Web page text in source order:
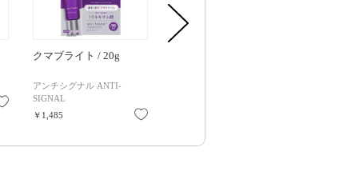
お気に入り
クマブライト / 20g
アンチシグナル ANTI-
SIGNAL
￥1,485